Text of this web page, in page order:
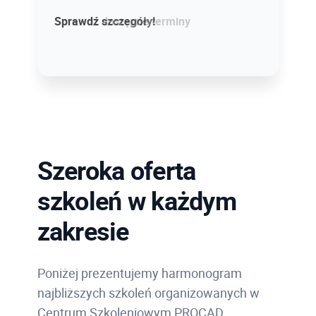
Sprawdź szczegóły!
Sprawdź dostępne terminy
Szeroka oferta
szkoleń w każdym
zakresie
Poniżej prezentujemy harmonogram
najbliższych szkoleń organizowanych w